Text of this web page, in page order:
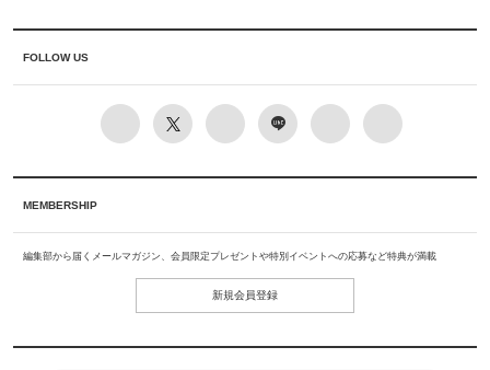
FOLLOW US
MEMBERSHIP
編集部から届くメールマガジン、会員限定プレゼントや特別イベントへの応募など特典が満載
新規会員登録